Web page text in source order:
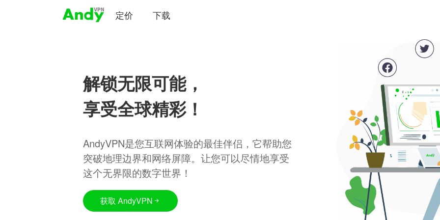
定价 下载
解锁无限可能，
享受全球精彩！
AndyVPN是您互联网体验的最佳伴侣，它帮助您
突破地理边界和网络屏障。让您可以尽情地享受
这个无界限的数字世界！
获取 AndyVPN